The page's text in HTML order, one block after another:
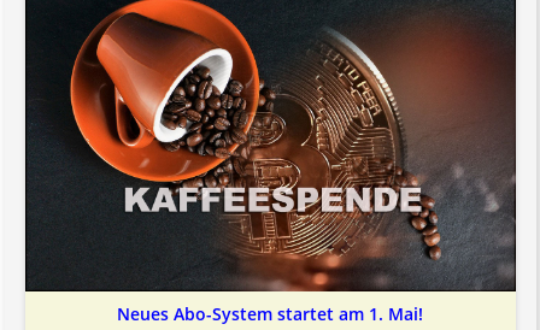
Neues Abo-System startet am 1. Mai!